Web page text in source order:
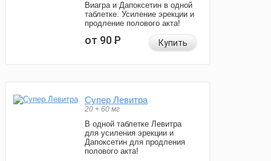
Виагра и Дапоксетин в одной
таблетке. Усиление эрекции и
продление полового акта!
от 90Р Купить
Супер Левитра
20 + 60 мг
В одной таблетке Левитра
для усиления эрекции и
Дапоксетин для продления
полового акта!